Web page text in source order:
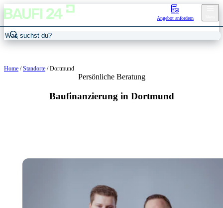
Angebot anfordern
Home /Standorte /Dortmund
Persönliche Beratung
Baufinanzierung in Dortmund